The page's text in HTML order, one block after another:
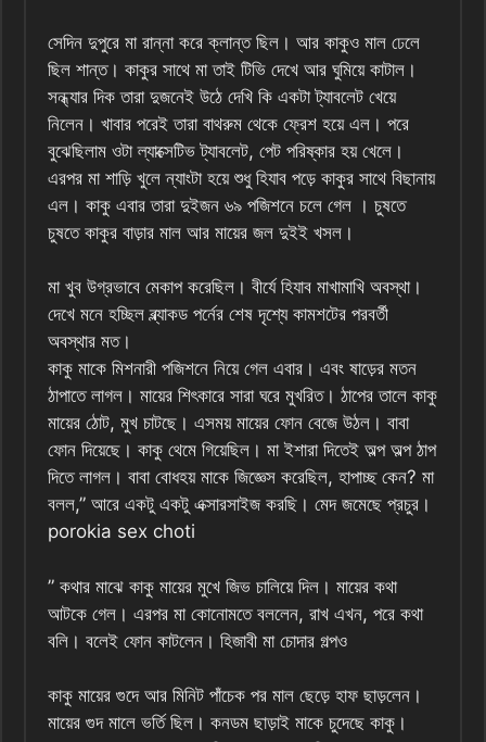
সেদিন দুপুরে মা রান্না করে ক্লান্ত ছিল। আর কাকুও মাল ঢেলে
ছিল শান্ত। কাকুর সাথে মা তাই টিভি দেখে আর ঘুমিয়ে কাটাল।
সন্ধ্যার দিক তারা দুজনেই উঠে দেখি কি একটা ট্যাবলেট খেয়ে
নিলেন। খাবার পরেই তারা বাথরুম থেকে ফ্রেশ হয়ে এল।‌ পরে
বুঝেছিলাম ওটা ল্যাক্সেটিভ ট্যাবলেট, পেট পরিষ্কার হয় খেলে।
এরপর মা শাড়ি খুলে ন্যাংটা হয়ে শুধু হিযাব পড়ে কাকুর সাথে বিছানায়
এল। কাকু এবার তারা দুইজন ৬৯ পজিশনে চলে গেল । চুষতে
চুষতে কাকুর বাড়ার মাল আর মায়ের জল দুইই খসল।
মা খুব উগ্রভাবে মেকাপ করেছিল। বীর্যে হিযাব মাখামাখি অবস্থা।
দেখে মনে হচ্ছিল ব্ল্যাকড পর্নের শেষ দৃশ্যে কামশটের পরবর্তী
অবস্থার মত।
কাকু মাকে মিশনারী পজিশনে নিয়ে গেল এবার। এবং ষাড়ের মতন
ঠাপাতে লাগল। মায়ের শিৎকারে সারা ঘরে মুখরিত। ঠাপের তালে কাকু
মায়ের ঠোট, মুখ চাটছে। এসময় মায়ের ফোন বেজে উঠল। বাবা
ফোন দিয়েছে। কাকু থেমে গিয়েছিল। মা ইশারা দিতেই অল্প অল্প ঠাপ
দিতে লাগল। বাবা বোধহয় মাকে জিজ্ঞেস করেছিল, হাপাচ্ছ কেন? মা
বলল,” আরে একটু একটু এক্সারসাইজ করছি। মেদ জমেছে প্রচুর।
porokia sex choti
” কথার মাঝে কাকু মায়ের মুখে জিভ চালিয়ে দিল। মায়ের কথা
আটকে গেল। এরপর মা কোনোমতে বললেন, রাখ এখন, পরে কথা
বলি। বলেই ফোন কাটলেন। হিজাবী মা চোদার গল্পও
কাকু মায়ের গুদে আর মিনিট পাঁচেক পর মাল ছেড়ে হাফ ছাড়লেন।
মায়ের গুদ মালে ভর্তি ছিল। কনডম ছাড়াই মাকে চুদেছে কাকু।